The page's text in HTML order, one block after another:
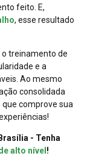
feito. E,
, esse resultado
treinamento de
e a
Ao mesmo
consolidada
comprove sua
- Tenha
alto nível !